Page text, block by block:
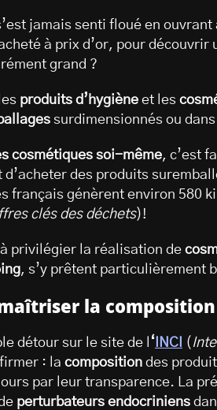
jamais senti floué en
à prix d’or, pour découvrir
grand ?
produits d’hygiène et les
surdimensionnés ou
cosmétiques soi-même, c’est
des produits
français génèrent environ 580
clés des déchets)!
à privilégier la réalisation de
, s’y prêtent particulièrement
la
détour sur le site de l ‘ INCI (
: la composition des
par leur transparence. La
perturbateurs endocriniens